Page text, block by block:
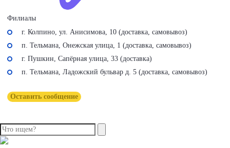
Филиалы
г. Колпино, ул. Анисимова, 10 (доставка, самовывоз)
п. Тельмана, Онежская улица, 1 (доставка, самовывоз)
г. Пушкин, Сапёрная улица, 33 (доставка)
п. Тельмана, Ладожский бульвар д. 5 (доставка, самовывоз)
Оставить сообщение